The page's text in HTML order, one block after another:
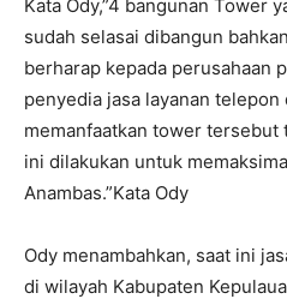
Kata Ody,”4 bangunan Tower
sudah selasai dibangun
berharap kepada perusahaan
penyedia jasa layanan
memanfaatkan tower tersebut
ini dilakukan untuk
Anambas.”Kata Ody
Ody menambahkan, saat ini
di wilayah Kabupaten